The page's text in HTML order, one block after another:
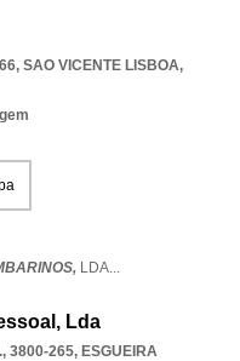
, SAO VICENTE LISBOA,
LDA...
Lda
3800-265, ESGUEIRA